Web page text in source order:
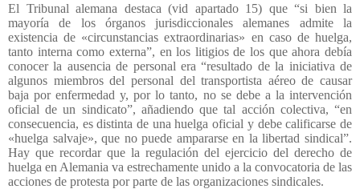
El Tribunal alemana destaca (vid apartado 15) que “si bien la
mayoría de los órganos jurisdiccionales alemanes admite la
existencia de «circunstancias extraordinarias» en caso de huelga,
tanto interna como externa”, en los litigios de los que ahora debía
conocer la ausencia de personal era “resultado de la iniciativa de
algunos miembros del personal del transportista aéreo de causar
baja por enfermedad y, por lo tanto, no se debe a la intervención
oficial de un sindicato”, añadiendo que tal acción colectiva, “en
consecuencia, es distinta de una huelga oficial y debe calificarse de
«huelga salvaje», que no puede ampararse en la libertad sindical”.
Hay que recordar que la regulación del ejercicio del derecho de
huelga en Alemania va estrechamente unido a la convocatoria de las
acciones de protesta por parte de las organizaciones sindicales.